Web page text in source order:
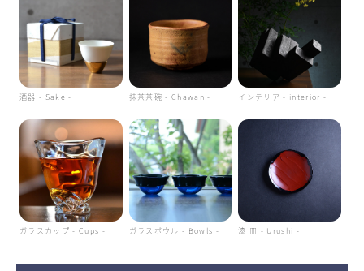
酒器 - Sake - 抹茶茶碗 - Chawan - インテリア - interior -
ガラスカップ - Cups - ガラスボウル - Bowls - 漆 皿 - Urushi -